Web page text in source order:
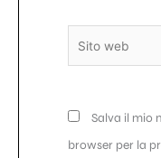
Sito
web
Salva il mio
browser per la